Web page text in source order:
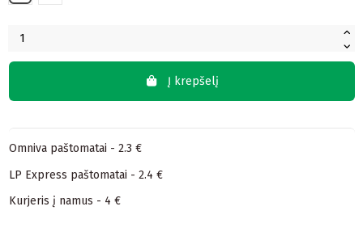
Į krepšelį
Omniva paštomatai - 2.3 €
LP Express paštomatai - 2.4 €
Kurjeris į namus - 4 €